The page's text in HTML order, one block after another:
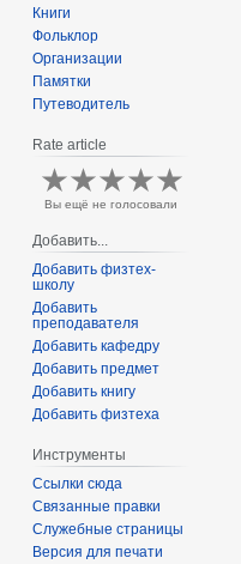
Книги
Фольклор
Организации
Памятки
Путеводитель
Rate article
Вы ещё не голосовали
Добавить...
Добавить физтех-
школу
Добавить
преподавателя
Добавить кафедру
Добавить предмет
Добавить книгу
Добавить физтеха
Инструменты
Ссылки сюда
Связанные правки
Служебные страницы
Версия для печати